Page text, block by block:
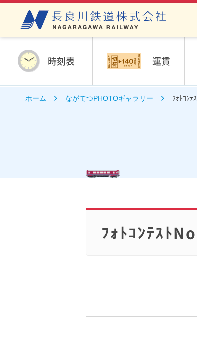
時刻表 運賃
ホーム ながてつPHOTOギャラリー ﾌｫﾄｺﾝ
ﾌｫﾄｺﾝﾃｽﾄ